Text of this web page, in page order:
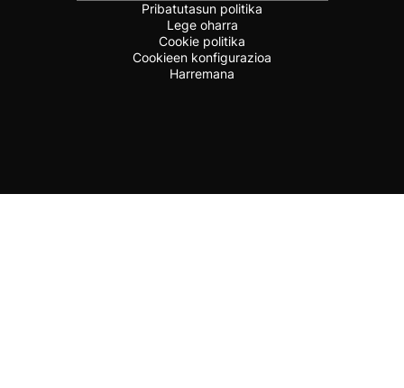
Pribatutasun politika
Lege oharra
Cookie politika
Cookieen konfigurazioa
Harremana